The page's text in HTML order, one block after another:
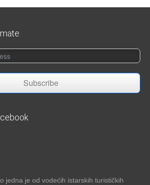
Subscribe
jedna je od vodećih istarskih turističkih